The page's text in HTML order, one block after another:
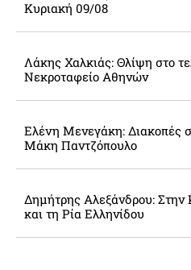
Κυριακή 09/08
Λάκης Χαλκιάς: Θλίψη στο
Νεκροταφείο Αθηνών
Ελένη Μενεγάκη: Διακοπές
Μάκη Παντζόπουλο
Δημήτρης Αλεξάνδρου:
και τη Ρία Ελληνίδου